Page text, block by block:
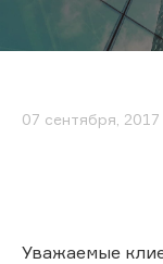
07 сентября, 2017
Уважаемые